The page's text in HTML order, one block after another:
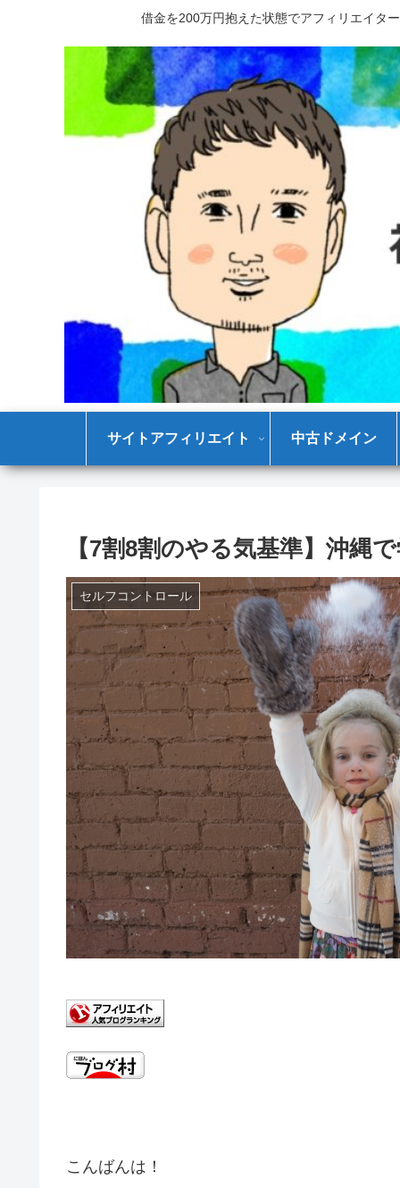
借金を200万円抱えた状態でアフィリエイタ
サイトアフィリエイト 中古ドメイン
【7割8割のやる気基準】沖縄
セルフコントロール
こんばんは！